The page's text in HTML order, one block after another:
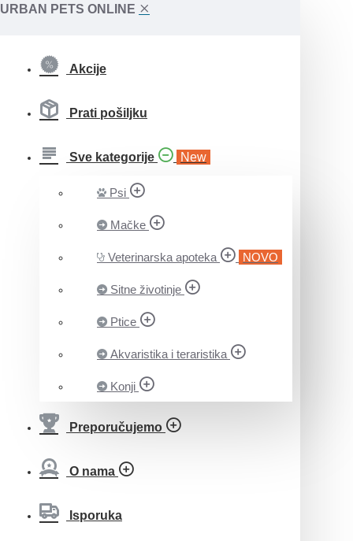
URBAN PETS ONLINE
Akcije
Prati pošiljku
Sve kategorije New
Psi
Mačke
Veterinarska apoteka NOVO
Sitne životinje
Ptice
Akvaristika i teraristika
Konji
Preporučujemo
O nama
Isporuka